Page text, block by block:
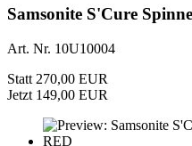
Samsonite S'Cure
Art. Nr. 10U10004
Statt 270,00 EUR
Jetzt 149,00 EUR